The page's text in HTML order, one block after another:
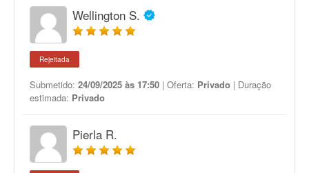
Wellington S.
Rejeitada
Submetido: 24/09/2025 às 17:50 | Oferta: Privado | Duração
estimada: Privado
Pierla R.